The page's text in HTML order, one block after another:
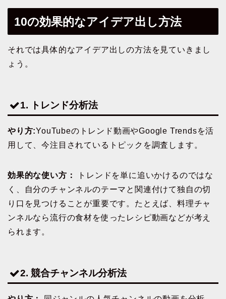
10の効果的なアイデア出し方法
それでは具体的なアイデア出しの方法を見ていきまし
ょう。
1. トレンド分析法
やり方:YouTubeのトレンド動画やGoogle Trendsを活
用して、今注目されているトピックを調査します。
効果的な使い方：
トレンドを単に追いかけるのではな
く、自分のチャンネルのテーマと関連付けて独自の切
り口を見つけることが重要です。たとえば、料理チャ
ンネルなら流行の食材を使ったレシピ動画などが考え
られます。
2. 競合チャンネル分析法